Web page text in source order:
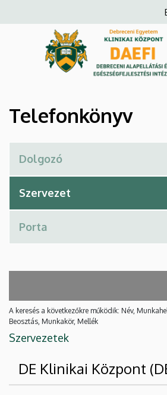
Debreceni
és
Egészségfejlesztési
Intézet
a
Telefonkönyv
A keresés a következőkre működik: Név,
Beosztás, Munkakör, Mellék
Szervezetek
DE Klinikai Központ